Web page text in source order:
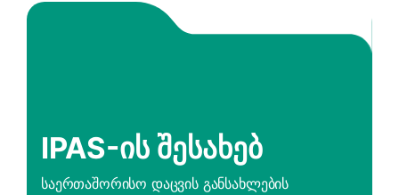
IPAS-Ის Შესახებ
საერთაშორისო დაცვის განსახლების